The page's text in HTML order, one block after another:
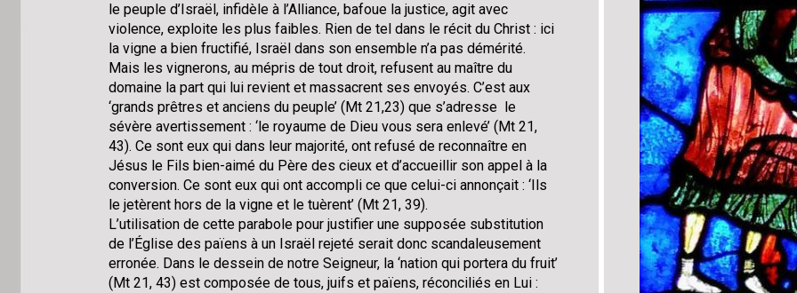
le peuple d’Israël, infidèle à l’Alliance, bafoue la justice, agit avec
violence, exploite les plus faibles. Rien de tel dans le récit du Christ : ici
la vigne a bien fructifié, Israël dans son ensemble n’a pas démérité.
Mais les vignerons, au mépris de tout droit, refusent au maître du
domaine la part qui lui revient et massacrent ses envoyés. C’est aux
‘grands prêtres et anciens du peuple’ (Mt 21,23) que s’adresse le
sévère avertissement : ‘le royaume de Dieu vous sera enlevé’ (Mt 21,
43). Ce sont eux qui dans leur majorité, ont refusé de reconnaître en
Jésus le Fils bien-aimé du Père des cieux et d’accueillir son appel à la
conversion. Ce sont eux qui ont accompli ce que celui-ci annonçait : ‘Ils
le jetèrent hors de la vigne et le tuèrent’ (Mt 21, 39).
L’utilisation de cette parabole pour justifier une supposée substitution
de l’Église des païens à un Israël rejeté serait donc scandaleusement
erronée. Dans le dessein de notre Seigneur, la ‘nation qui portera du fruit’
(Mt 21, 43) est composée de tous, juifs et païens, réconciliés en Lui :